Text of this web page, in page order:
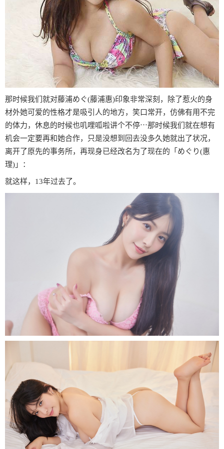
那时候我们就对藤浦めぐ(藤浦惠)印象非常深刻，除了惹火的身
材外她可爱的性格才是吸引人的地方，笑口常开，仿佛有用不完
的体力，休息的时候也叽哩呱啦讲个不停⋯那时候我们就在想有
机会一定要再和她合作，只是没想到回去没多久她就出了状况，
离开了原先的事务所，再现身已经改名为了现在的「めぐり(惠
理)」：
就这样，13年过去了。